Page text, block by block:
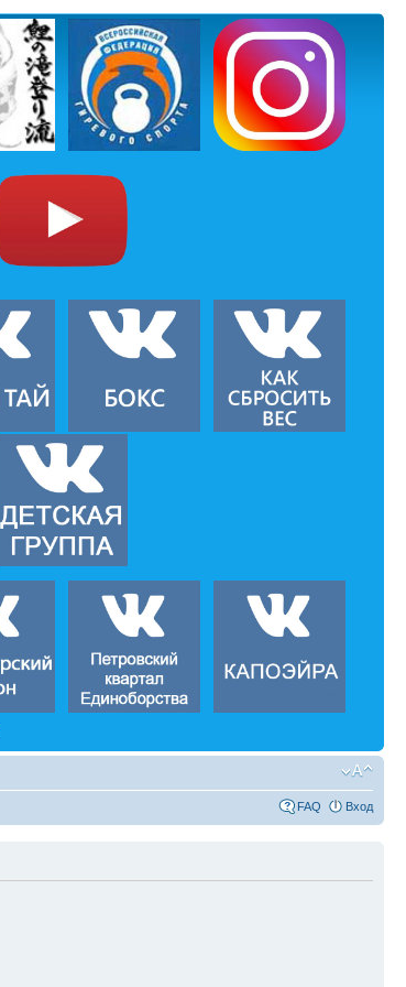
FAQ Вход